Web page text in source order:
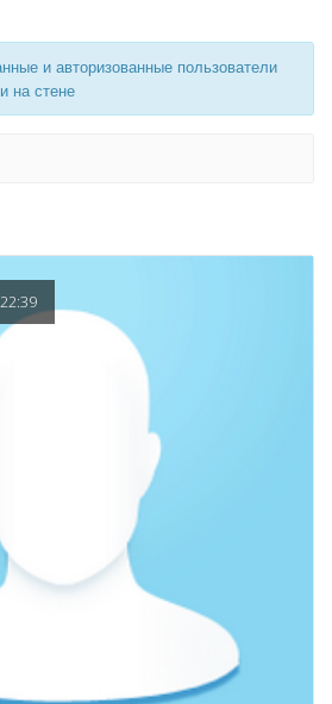
и авторизованные пользователи
на стене